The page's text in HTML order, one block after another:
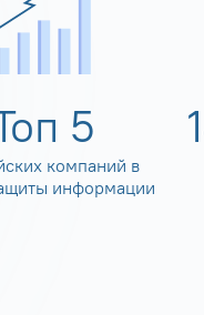
5
компаний в
информации